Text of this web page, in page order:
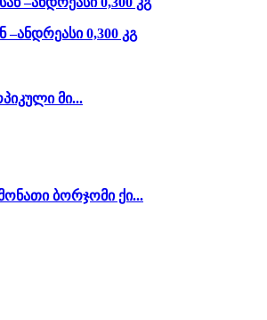
–ანდრეასი 0,300 კგ
მი...
ბორჯომი ქი...